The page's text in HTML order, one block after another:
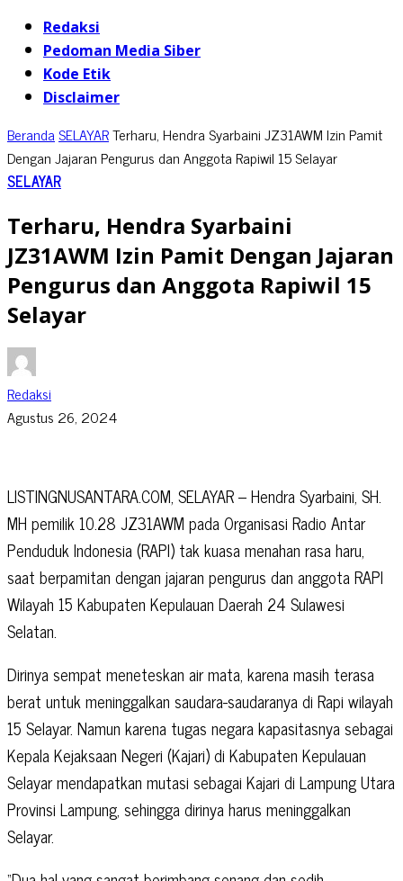
Redaksi
Pedoman Media Siber
Kode Etik
Disclaimer
BerandaSELAYARTerharu, Hendra Syarbaini JZ31AWM Izin Pamit
Dengan Jajaran Pengurus dan Anggota Rapiwil 15 Selayar
SELAYAR
Terharu, Hendra Syarbaini
JZ31AWM Izin Pamit Dengan Jajaran
Pengurus dan Anggota Rapiwil 15
Selayar
Redaksi
Agustus 26, 2024
LISTINGNUSANTARA.COM, SELAYAR – Hendra Syarbaini, SH.
MH pemilik 10.28 JZ31AWM pada Organisasi Radio Antar
Penduduk Indonesia (RAPI) tak kuasa menahan rasa haru,
saat berpamitan dengan jajaran pengurus dan anggota RAPI
Wilayah 15 Kabupaten Kepulauan Daerah 24 Sulawesi
Selatan.
Dirinya sempat meneteskan air mata, karena masih terasa
berat untuk meninggalkan saudara-saudaranya di Rapi wilayah
15 Selayar. Namun karena tugas negara kapasitasnya sebagai
Kepala Kejaksaan Negeri (Kajari) di Kabupaten Kepulauan
Selayar mendapatkan mutasi sebagai Kajari di Lampung Utara
Provinsi Lampung, sehingga dirinya harus meninggalkan
Selayar.